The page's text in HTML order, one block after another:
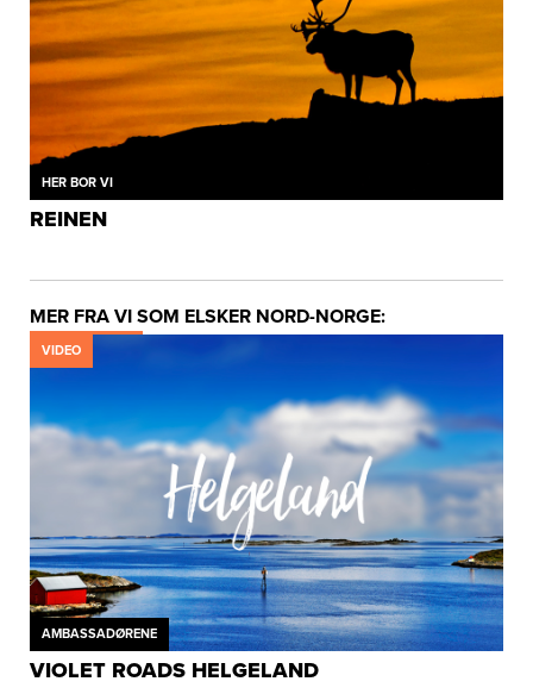
HER BOR VI
REINEN
MER FRA VI SOM ELSKER NORD-NORGE:
AMBASSADØRENE
VIDEO
VIOLET ROADS HELGELAND